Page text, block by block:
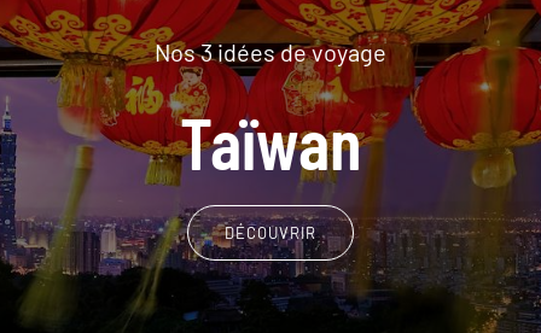
Nos 3 idées de voyage
Taïwan
DÉCOUVRIR